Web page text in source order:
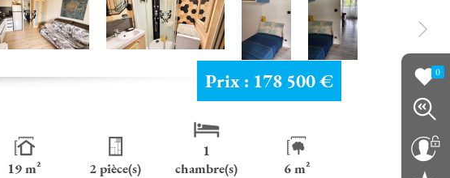
0
Prix : 178 500 €
19 m² 2 pièce(s)
1
chambre(s)
6 m²